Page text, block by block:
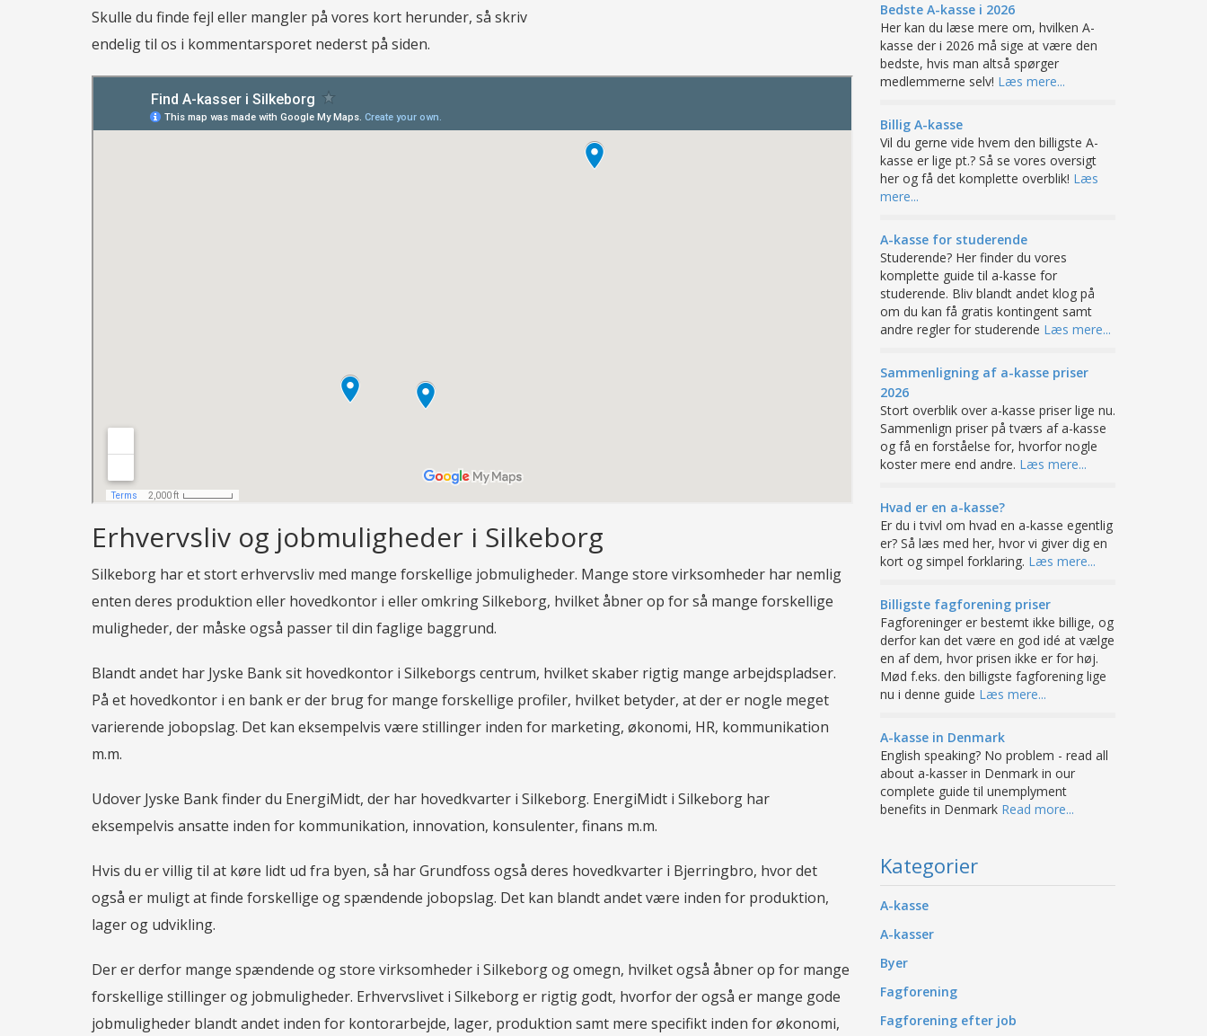
Skulle du finde fejl eller mangler på vores kort herunder, så skriv
endelig til os i kommentarsporet nederst på siden.
Erhvervsliv og jobmuligheder i Silkeborg
Silkeborg har et stort erhvervsliv med mange forskellige jobmuligheder. Mange store virksomheder har nemlig
enten deres produktion eller hovedkontor i eller omkring Silkeborg, hvilket åbner op for så mange forskellige
muligheder, der måske også passer til din faglige baggrund.
Blandt andet har Jyske Bank sit hovedkontor i Silkeborgs centrum, hvilket skaber rigtig mange arbejdspladser.
På et hovedkontor i en bank er der brug for mange forskellige profiler, hvilket betyder, at der er nogle meget
varierende jobopslag. Det kan eksempelvis være stillinger inden for marketing, økonomi, HR, kommunikation
m.m.
Udover Jyske Bank finder du EnergiMidt, der har hovedkvarter i Silkeborg. EnergiMidt i Silkeborg har
eksempelvis ansatte inden for kommunikation, innovation, konsulenter, finans m.m.
Hvis du er villig til at køre lidt ud fra byen, så har Grundfoss også deres hovedkvarter i Bjerringbro, hvor det
også er muligt at finde forskellige og spændende jobopslag. Det kan blandt andet være inden for produktion,
lager og udvikling.
Der er derfor mange spændende og store virksomheder i Silkeborg og omegn, hvilket også åbner op for mange
forskellige stillinger og jobmuligheder. Erhvervslivet i Silkeborg er rigtig godt, hvorfor der også er mange gode
jobmuligheder blandt andet inden for kontorarbejde, lager, produktion samt mere specifikt inden for økonomi,
Bedste A-kasse i 2026
Her kan du læse mere om, hvilken A-
kasse der i 2026 må sige at være den
bedste, hvis man altså spørger
medlemmerne selv! Læs mere...
Billig A-kasse
Vil du gerne vide hvem den billigste A-
kasse er lige pt.? Så se vores oversigt
her og få det komplette overblik! Læs
mere...
A-kasse for studerende
Studerende? Her finder du vores
komplette guide til a-kasse for
studerende. Bliv blandt andet klog på
om du kan få gratis kontingent samt
andre regler for studerende Læs mere...
Sammenligning af a-kasse priser
2026
Stort overblik over a-kasse priser lige nu.
Sammenlign priser på tværs af a-kasse
og få en forståelse for, hvorfor nogle
koster mere end andre. Læs mere...
Hvad er en a-kasse?
Er du i tvivl om hvad en a-kasse egentlig
er? Så læs med her, hvor vi giver dig en
kort og simpel forklaring. Læs mere...
Billigste fagforening priser
Fagforeninger er bestemt ikke billige, og
derfor kan det være en god idé at vælge
en af dem, hvor prisen ikke er for høj.
Mød f.eks. den billigste fagforening lige
nu i denne guide Læs mere...
A-kasse in Denmark
English speaking? No problem - read all
about a-kasser in Denmark in our
complete guide til unemplyment
benefits in Denmark Read more...
Kategorier
A-kasse
A-kasser
Byer
Fagforening
Fagforening efter job